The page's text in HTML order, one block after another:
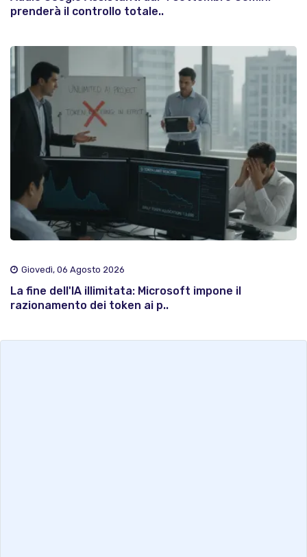
prenderà il controllo totale..
Giovedì, 06 Agosto 2026
La fine dell'IA illimitata: Microsoft impone il
razionamento dei token ai p..